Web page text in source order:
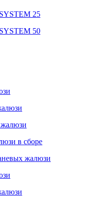
25
50
в сборе
жалюзи